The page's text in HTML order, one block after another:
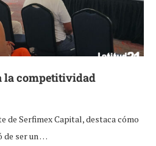
la competitividad
de Serfimex Capital, destaca cómo
de ser un …